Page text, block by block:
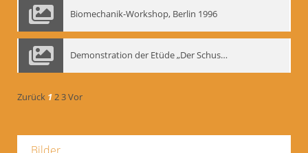
Biomechanik-Workshop, Berlin 1996
Demonstration der Etüde „Der Schuss mit dem Bogen“ durch Gennadij Nikolajewitsch Bogdanow, Berlin 1991
Zurück 123Vor